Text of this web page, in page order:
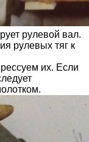
рулевой вал.
рулевых тяг к
их. Если